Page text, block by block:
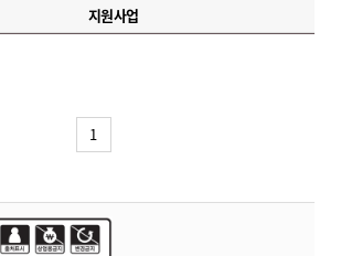
지원사업
1